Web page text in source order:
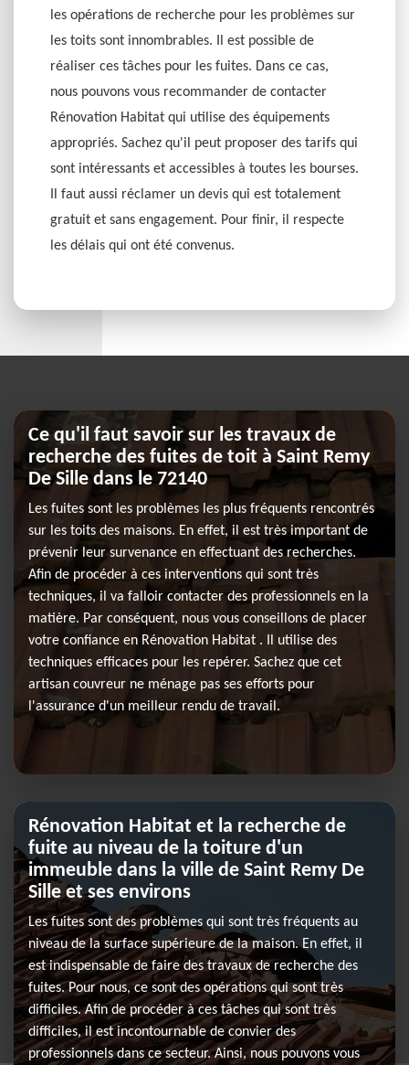
les opérations de recherche pour les problèmes sur
les toits sont innombrables. Il est possible de
réaliser ces tâches pour les fuites. Dans ce cas,
nous pouvons vous recommander de contacter
Rénovation Habitat qui utilise des équipements
appropriés. Sachez qu'il peut proposer des tarifs qui
sont intéressants et accessibles à toutes les bourses.
Il faut aussi réclamer un devis qui est totalement
gratuit et sans engagement. Pour finir, il respecte
les délais qui ont été convenus.
Ce qu'il faut savoir sur les travaux de
recherche des fuites de toit à Saint Remy
De Sille dans le 72140
Les fuites sont les problèmes les plus fréquents rencontrés
sur les toits des maisons. En effet, il est très important de
prévenir leur survenance en effectuant des recherches.
Afin de procéder à ces interventions qui sont très
techniques, il va falloir contacter des professionnels en la
matière. Par conséquent, nous vous conseillons de placer
votre confiance en Rénovation Habitat . Il utilise des
techniques efficaces pour les repérer. Sachez que cet
artisan couvreur ne ménage pas ses efforts pour
l'assurance d'un meilleur rendu de travail.
Rénovation Habitat et la recherche de
fuite au niveau de la toiture d'un
immeuble dans la ville de Saint Remy De
Sille et ses environs
Les fuites sont des problèmes qui sont très fréquents au
niveau de la surface supérieure de la maison. En effet, il
est indispensable de faire des travaux de recherche des
fuites. Pour nous, ce sont des opérations qui sont très
difficiles. Afin de procéder à ces tâches qui sont très
difficiles, il est incontournable de convier des
professionnels dans ce secteur. Ainsi, nous pouvons vous